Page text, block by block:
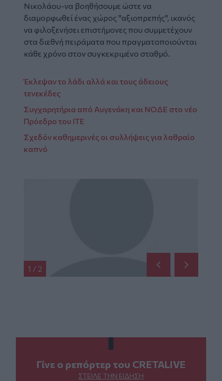
Νικολάου-να βοηθήσουμε ώστε να
διαμορφωθεί ένας χώρος "αξιοπρεπής", ικανός
να φιλοξενήσει επιστήμονες που συμμετέχουν
στα διεθνή πειράματα που πραγματοποιούνται
κάθε χρόνο στον συγκεκριμένο σταθμό.
Έκλεψαν το λάδι αλλά και τους άδειους
τενεκέδες
Συγχαρητήρια από Αυγενάκη και ΝΟΔΕ στο νέο
Πρόεδρο του ΙΤΕ
Σχεδόν καθημερινές οι συλλήψεις για λαθραίο
καπνό
1 / 2
Γίνε ο ρεπόρτερ του CRETALIVE
ΣΤΕΊΛΕ ΤΗΝ ΕΊΔΗΣΗ